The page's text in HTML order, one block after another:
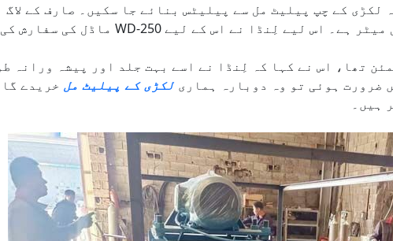
لکڑی کے چپ پیلیٹ مل سے پیلیٹس بنائے جا سکیں۔ صارف کے لاگ
تھا، اس نے کہا کہ لِنڈا نے اسے بہت جلد اور پیشہ ورانہ
ضرورت ہوئی تو وہ دوبارہ ہماری لکڑی کے پیلیٹ مل خریدے
ہیں۔